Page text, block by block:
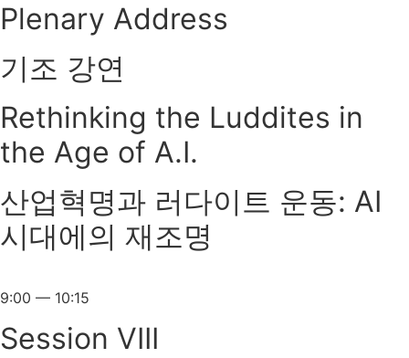
Plenary Address
기조 강연
Rethinking the Luddites in
the Age of A.I.
산업혁명과 러다이트 운동: AI
시대에의 재조명
9:00 — 10:15
Session VIII